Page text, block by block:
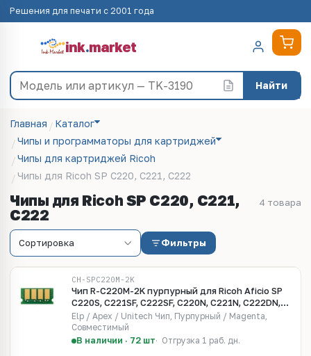
Решения для печати с 2001 года
ink.market
Найти
Главная
Каталог
Чипы и программаторы для картриджей
Чипы для картриджей Ricoh
Чипы для Ricoh SP C220, C221, C222
Чипы для Ricoh SP C220, C221,
C222
4 товара
Фильтры
CH-SPC220M-2K
Чип R-C220M-2K пурпурный для Ricoh Aficio SP
C220S, C221SF, C222SF, C220N, C221N, C222DN,
C240DN/SF
Elp / Apex / Unitech Чип, Пурпурный / Magenta,
Совместимый
В наличии · 72 шт
Отгрузка 1 раб. дн.